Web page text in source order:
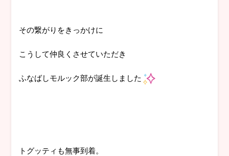
その繋がりをきっかけに
こうして仲良くさせていただき
ふなばしモルック部が誕生しました
トグッティも無事到着。